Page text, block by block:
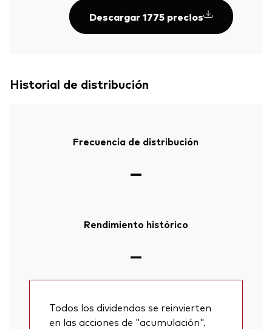
Descargar 1775 precios
Historial de distribución
Frecuencia de distribución
—
Rendimiento histórico
—
Todos los dividendos se reinvierten
en las acciones de "acumulación".